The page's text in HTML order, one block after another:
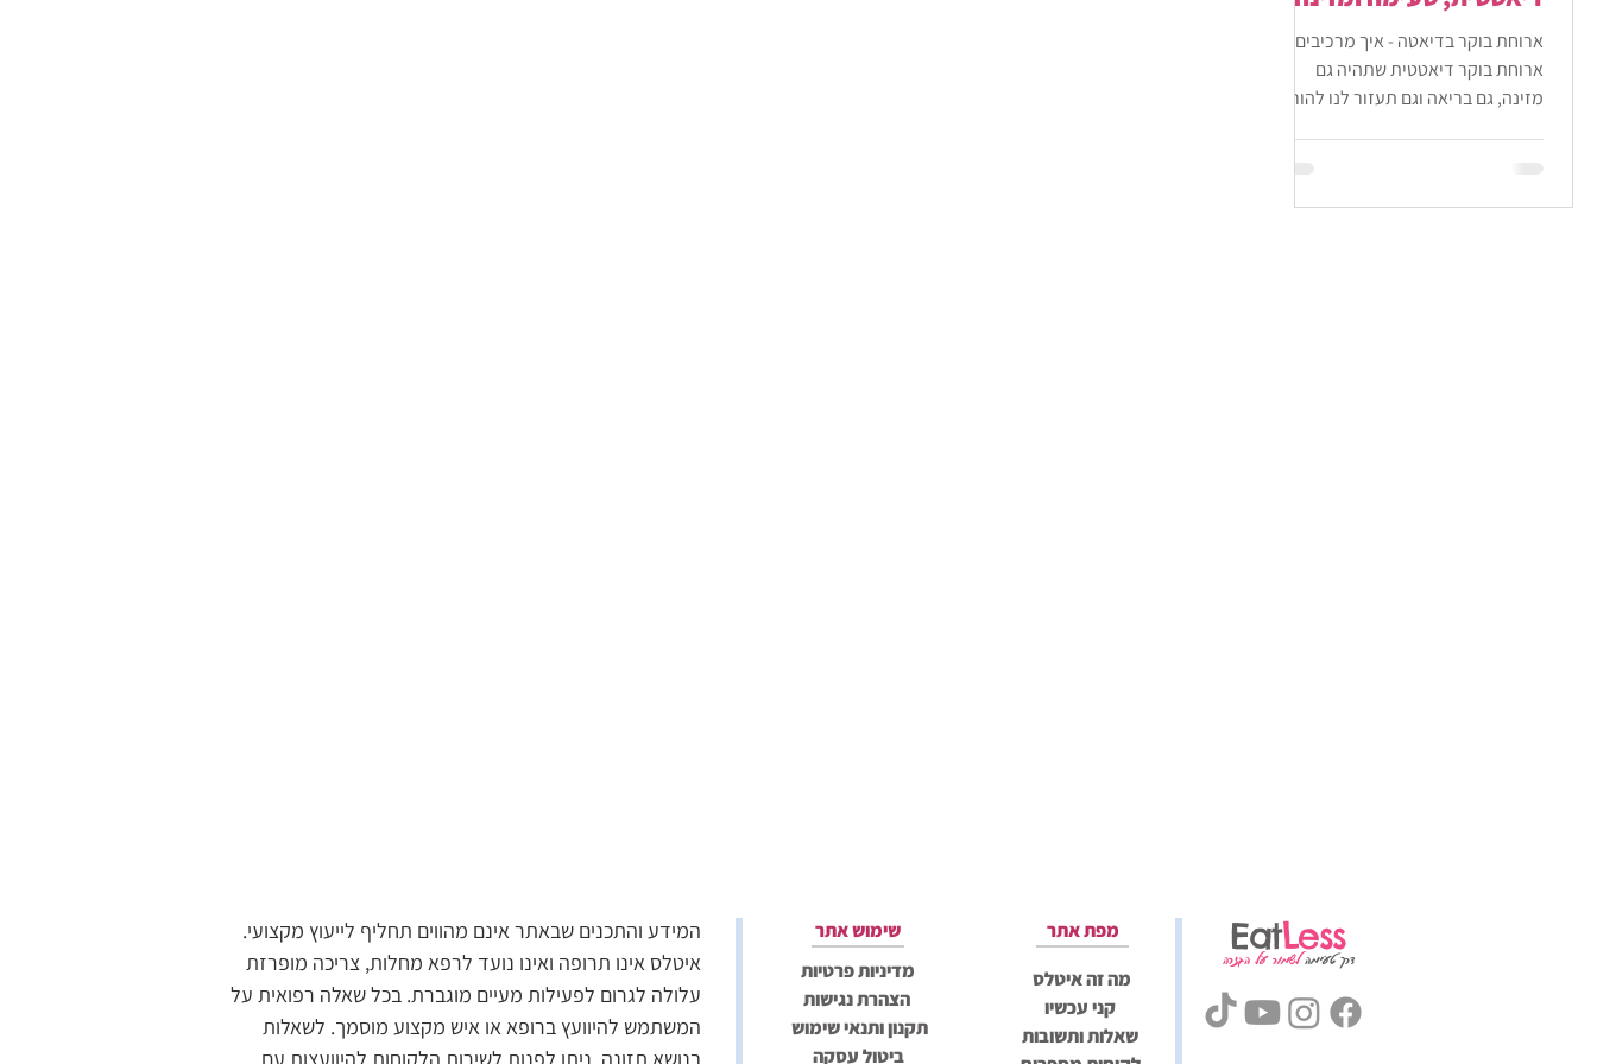
ארוחת בוקר בדיאטה - איך מרכיבים
ארוחת בוקר דיאטטית שתהיה גם
מזינה, גם בריאה וגם תעזור לנו להוריד
המידע והתכנים שבאתר אינם מהווים תחליף לייעוץ מקצועי.
איטלס אינו תרופה ואינו נועד לרפא מחלות, צריכה מופרזת
עלולה לגרום לפעילות מעיים מוגברת. בכל שאלה רפואית על
המשתמש להיוועץ ברופא או איש מקצוע מוסמך. לשאלות
שימוש אתר
מדיניות פרטיות
הצהרת נגישות
תקנון ותנאי שימוש
ביטול עסקה
מפת אתר
מה זה איטלס
קני עכשיו
שאלות ותשובות
דרך טעימהלשמור על הגזרה
EatLess